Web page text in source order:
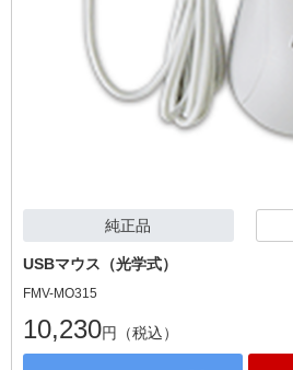
純正品
USBマウス（光学式）
FMV-MO315
10,230円（税込）